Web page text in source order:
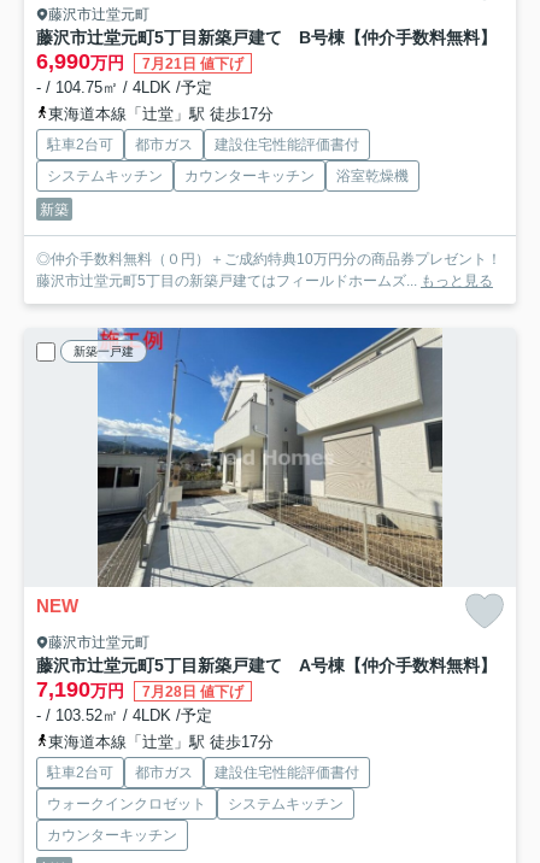
藤沢市辻堂元町
藤沢市辻堂元町5丁目新築戸建て B号棟 【仲介手数料無料】
6,990万円 7月21日 値下げ
- / 104.75㎡ / 4LDK /予定
東海道本線「辻堂」駅 徒歩17分
駐車2台可 都市ガス
建設住宅性能評価書付
システムキッチン
カウンターキッチン
浴室乾燥機
新築
◎仲介手数料無料（０円）＋ご成約特典10万円分の商品券プレゼント！
藤沢市辻堂元町5丁目の新築戸建てはフィールドホームズ... もっと見る
新築一戸建
NEW
藤沢市辻堂元町
藤沢市辻堂元町5丁目新築戸建て A号棟 【仲介手数料無料】
7,190万円 7月28日 値下げ
- / 103.52㎡ / 4LDK /予定
東海道本線「辻堂」駅 徒歩17分
駐車2台可 都市ガス
建設住宅性能評価書付
ウォークインクロゼット
システムキッチン
カウンターキッチン